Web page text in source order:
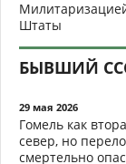
Штаты
БЫВШИЙ
29 мая 2026
Гомель как
север, но
смертельно